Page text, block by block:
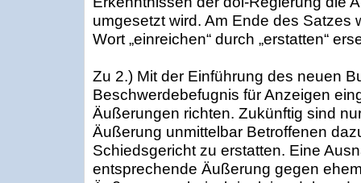
umgesetzt wird. Am Ende des
Wort „einreichen“ durch „erstatten“
Zu 2.) Mit der Einführung des neuen
Beschwerdebefugnis für Anzeigen
Äußerungen richten. Zukünftig sind
Äußerung unmittelbar Betroffenen
Schiedsgericht zu erstatten. Eine
entsprechende Äußerung gegen